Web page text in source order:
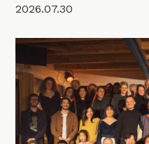
2026.07.30